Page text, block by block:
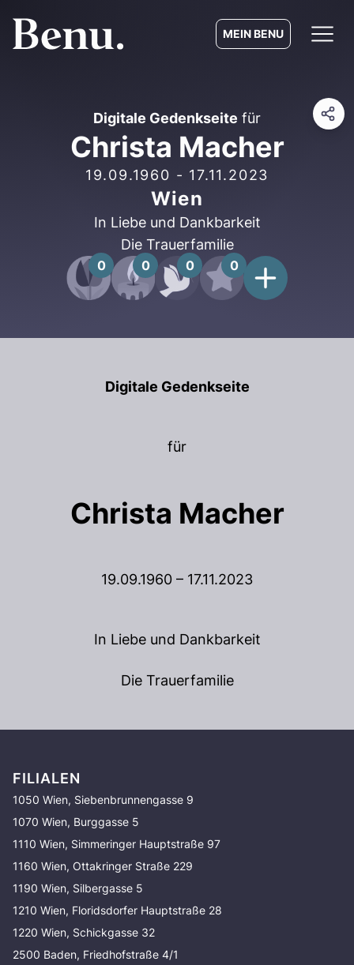
MEIN BENU
Digitale Gedenkseite für
Christa Macher
19.09.1960 - 17.11.2023
Wien
In Liebe und Dankbarkeit
Die Trauerfamilie
0 0 0 0
Digitale Gedenkseite
für
Christa Macher
19.09.1960 – 17.11.2023
In Liebe und Dankbarkeit
Die Trauerfamilie
FILIALEN
1050 Wien, Siebenbrunnengasse 9
1070 Wien, Burggasse 5
1110 Wien, Simmeringer Hauptstraße 97
1160 Wien, Ottakringer Straße 229
1190 Wien, Silbergasse 5
1210 Wien, Floridsdorfer Hauptstraße 28
1220 Wien, Schickgasse 32
2500 Baden, Friedhofstraße 4/1